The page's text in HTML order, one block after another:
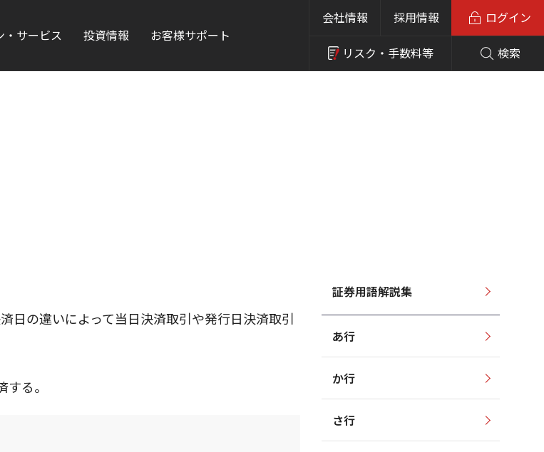
・サービス 投資情報 お客様サポート
会社情報 採用情報
リスク・ 手数料等 検索
ログイン
日の違いによって当日決済取引や発行日決済取引
る。
証券用語解説集
あ行
か行
さ行